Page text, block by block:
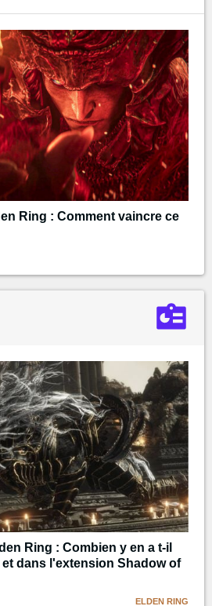
Ring : Comment vaincre ce
Ring : Combien y en a t-il
dans l'extension Shadow of
ELDEN RING